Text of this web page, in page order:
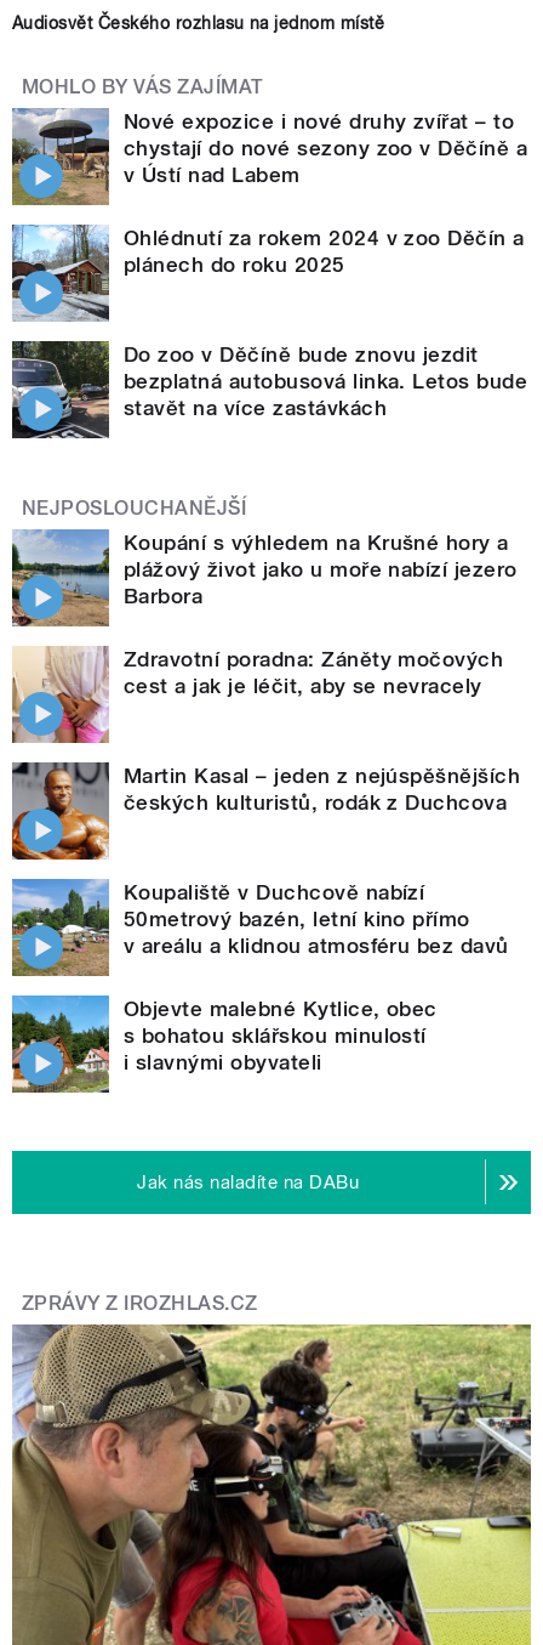
Audiosvět Českého rozhlasu na jednom místě
MOHLO BY VÁS ZAJÍMAT
Nové expozice i nové druhy zvířat – to
chystají do nové sezony zoo v Děčíně a
v Ústí nad Labem
Ohlédnutí za rokem 2024 v zoo Děčín a
plánech do roku 2025
Do zoo v Děčíně bude znovu jezdit
bezplatná autobusová linka. Letos bude
stavět na více zastávkách
NEJPOSLOUCHANĚJŠÍ
Koupání s výhledem na Krušné hory a
plážový život jako u moře nabízí jezero
Barbora
Zdravotní poradna: Záněty močových
cest a jak je léčit, aby se nevracely
Martin Kasal – jeden z nejúspěšnějších
českých kulturistů, rodák z Duchcova
Koupaliště v Duchcově nabízí
50metrový bazén, letní kino přímo
v areálu a klidnou atmosféru bez davů
Objevte malebné Kytlice, obec
s bohatou sklářskou minulostí
i slavnými obyvateli
Jak nás naladíte na DABu
ZPRÁVY Z IROZHLAS.CZ